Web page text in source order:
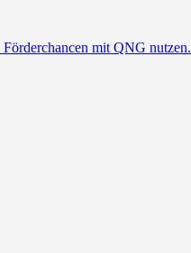
mit QNG nutzen.